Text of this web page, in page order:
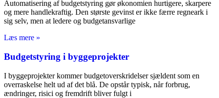
Automatisering af budgetstyring gør økonomien hurtigere, skarpere
og mere handlekraftig. Den største gevinst er ikke færre regneark i
sig selv, men at ledere og budgetansvarlige
Læs mere »
Budgetstyring i byggeprojekter
I byggeprojekter kommer budgetoverskridelser sjældent som en
overraskelse helt ud af det blå. De opstår typisk, når forbrug,
ændringer, risici og fremdrift bliver fulgt i